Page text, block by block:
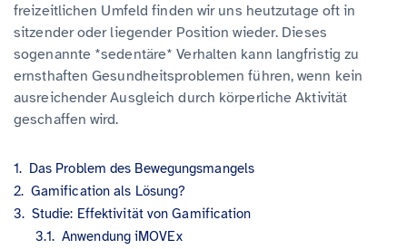
freizeitlichen Umfeld finden wir uns heutzutage oft in
sitzender oder liegender Position wieder. Dieses
sogenannte *sedentäre* Verhalten kann langfristig zu
ernsthaften Gesundheitsproblemen führen, wenn kein
ausreichender Ausgleich durch körperliche Aktivität
geschaffen wird.
Das Problem des Bewegungsmangels
Gamification als Lösung?
Studie: Effektivität von Gamification
Anwendung iMOVEx